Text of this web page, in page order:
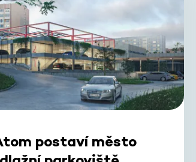
postaví město